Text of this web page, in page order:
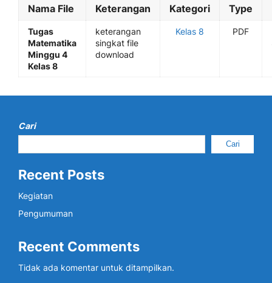
Nama File Keterangan Kategori Type
Tugas
Matematika
Minggu 4
Kelas 8
keterangan
singkat file
download
Kelas 8 PDF
Cari
Cari
Recent Posts
Kegiatan
Pengumuman
Recent Comments
Tidak ada komentar untuk ditampilkan.